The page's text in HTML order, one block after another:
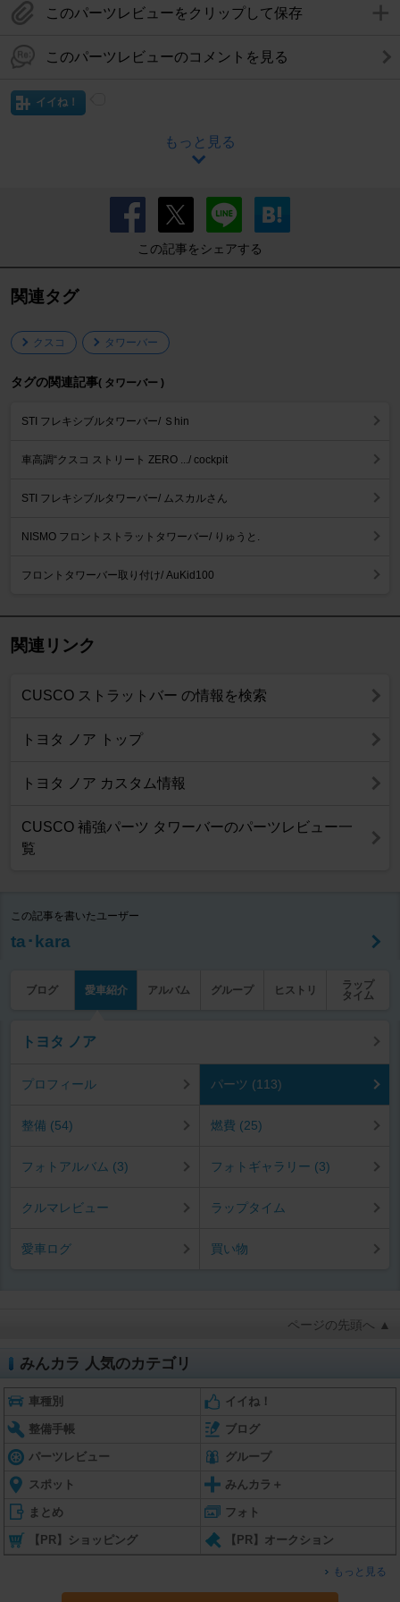
このパーツレビューをクリップして保存
このパーツレビューのコメントを見る
イイね！
もっと見る
この記事をシェアする
関連タグ
クスコ タワーバー
タグの関連記事( タワーバー )
STI フレキシブルタワーバー/ Ｓhin
車高調“クスコ ストリート ZERO .../ cockpit
STI フレキシブルタワーバー/ ムスカルさん
NISMO フロントストラットタワーバー/ りゅうと.
フロントタワーバー取り付け/ AuKid100
関連リンク
CUSCO ストラットバー の情報を検索
トヨタ ノア トップ
トヨタ ノア カスタム情報
CUSCO 補強パーツ タワーバーのパーツレビュー一
覧
この記事を書いたユーザー
ta･kara
ブログ 愛車紹介 アルバム グループ ヒストリ
ラップ
タイム
トヨタ ノア
プロフィール パーツ (113)
整備 (54) 燃費 (25)
フォトアルバム (3) フォトギャラリー (3)
クルマレビュー ラップタイム
愛車ログ 買い物
ページの先頭へ ▲
みんカラ 人気のカテゴリ
車種別 イイね！
整備手帳 ブログ
パーツレビュー グループ
スポット みんカラ＋
まとめ フォト
【PR】ショッピング 【PR】オークション
もっと見る